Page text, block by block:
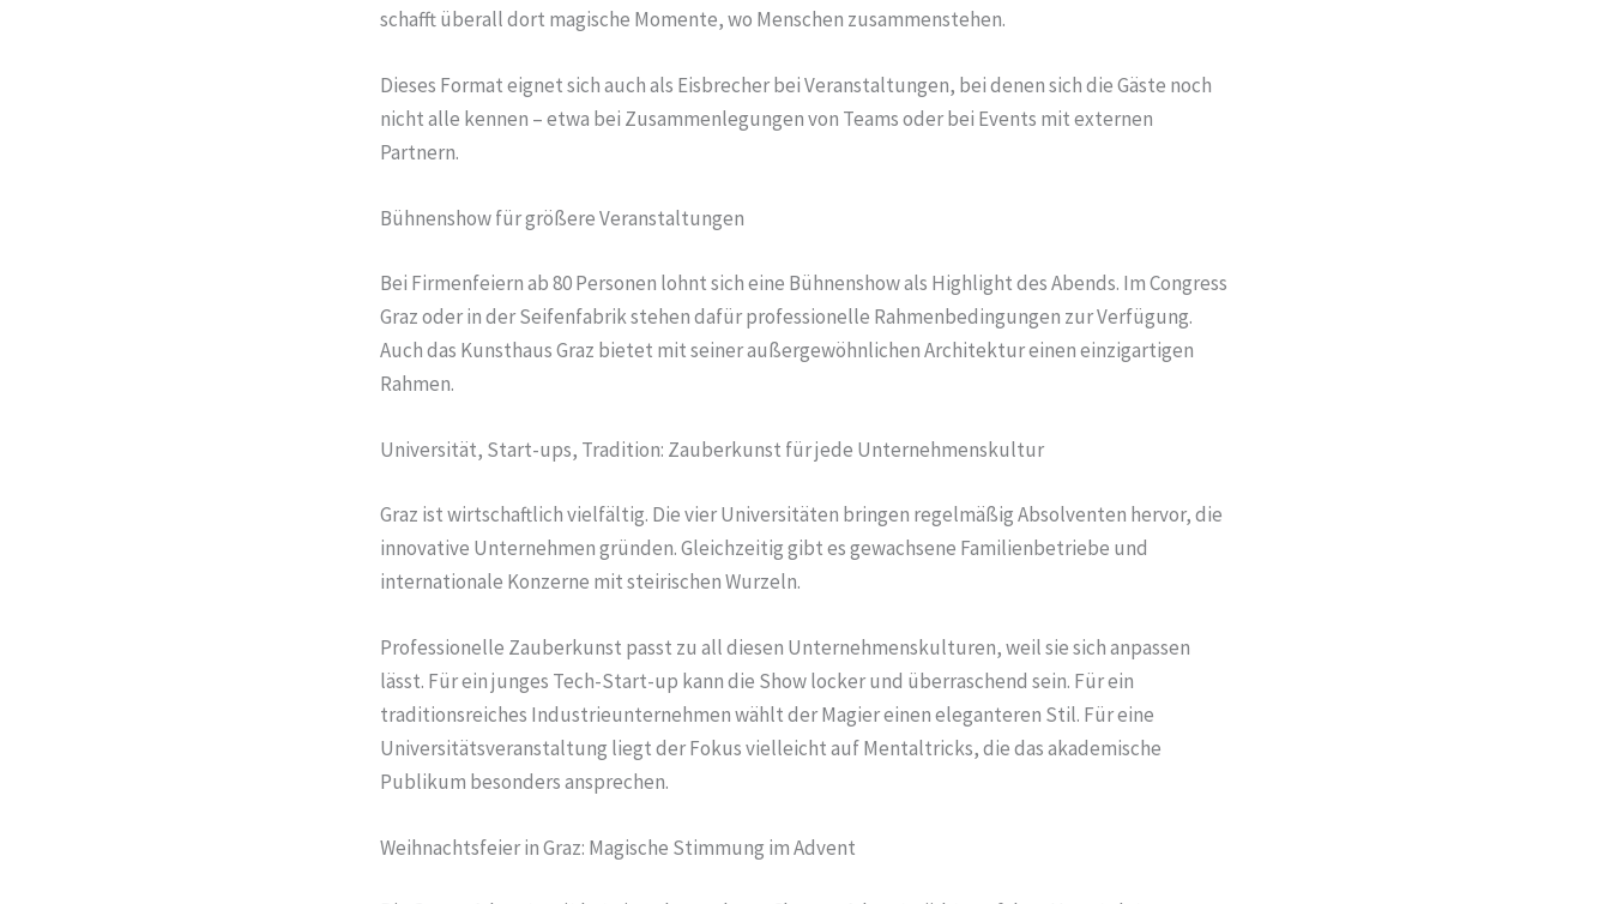
schafft überall dort magische Momente, wo Menschen zusammenstehen.
Dieses Format eignet sich auch als Eisbrecher bei Veranstaltungen, bei denen sich die Gäste noch
nicht alle kennen – etwa bei Zusammenlegungen von Teams oder bei Events mit externen
Partnern.
Bühnenshow für größere Veranstaltungen
Bei Firmenfeiern ab 80 Personen lohnt sich eine Bühnenshow als Highlight des Abends. Im Congress
Graz oder in der Seifenfabrik stehen dafür professionelle Rahmenbedingungen zur Verfügung.
Auch das Kunsthaus Graz bietet mit seiner außergewöhnlichen Architektur einen einzigartigen
Rahmen.
Universität, Start-ups, Tradition: Zauberkunst für jede Unternehmenskultur
Graz ist wirtschaftlich vielfältig. Die vier Universitäten bringen regelmäßig Absolventen hervor, die
innovative Unternehmen gründen. Gleichzeitig gibt es gewachsene Familienbetriebe und
internationale Konzerne mit steirischen Wurzeln.
Professionelle Zauberkunst passt zu all diesen Unternehmenskulturen, weil sie sich anpassen
lässt. Für ein junges Tech-Start-up kann die Show locker und überraschend sein. Für ein
traditionsreiches Industrieunternehmen wählt der Magier einen eleganteren Stil. Für eine
Universitätsveranstaltung liegt der Fokus vielleicht auf Mentaltricks, die das akademische
Publikum besonders ansprechen.
Weihnachtsfeier in Graz: Magische Stimmung im Advent